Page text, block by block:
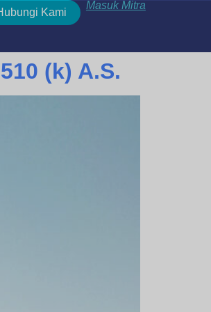
Kami
Masuk Mitra
(k) A.S.